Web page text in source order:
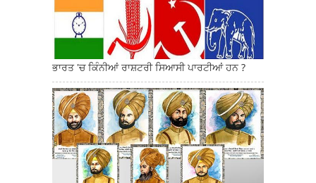
ਭਾਰਤ 'ਚ ਕਿੰਨੀਆਂ ਰਾਸ਼ਟਰੀ ਸਿਆਸੀ ਪਾਰਟੀਆਂ ਹਨ ?